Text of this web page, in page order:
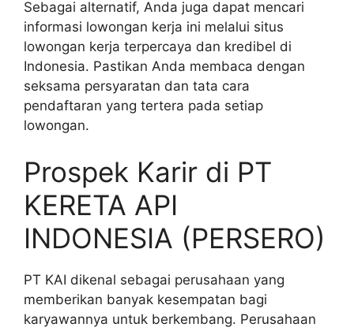
Sebagai alternatif, Anda juga dapat mencari
informasi lowongan kerja ini melalui situs
lowongan kerja terpercaya dan kredibel di
Indonesia. Pastikan Anda membaca dengan
seksama persyaratan dan tata cara
pendaftaran yang tertera pada setiap
lowongan.
Prospek Karir di PT
KERETA API
INDONESIA (PERSERO)
PT KAI dikenal sebagai perusahaan yang
memberikan banyak kesempatan bagi
karyawannya untuk berkembang. Perusahaan